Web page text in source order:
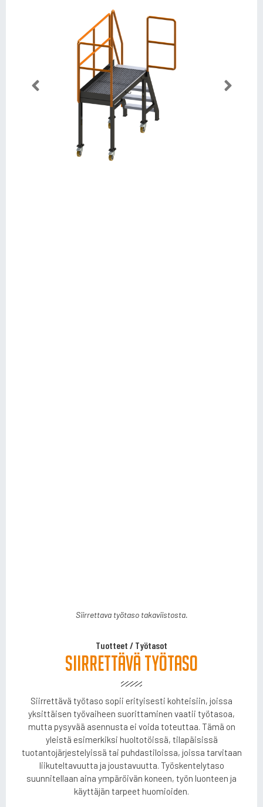
Siirrettava työtaso edestä.
Siirrettava työtaso takaviistosta.
Tuotteet / Työtasot
Siirrettävä työtaso
Siirrettävä työtaso sopii erityisesti kohteisiin, joissa
yksittäisen työvaiheen suorittaminen vaatii työtasoa,
mutta pysyvää asennusta ei voida toteuttaa. Tämä on
yleistä esimerkiksi huoltotöissä, tilapäisissä
tuotantojärjestelyissä tai puhdastiloissa, joissa tarvitaan
liikuteltavuutta ja joustavuutta. Työskentelytaso
suunnitellaan aina ympäröivän koneen, työn luonteen ja
käyttäjän tarpeet huomioiden.